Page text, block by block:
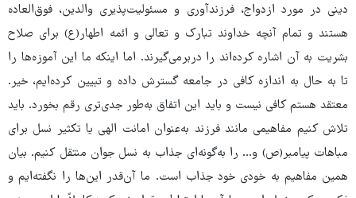
دینی در مورد ازدواج، فرزندآوری و مسئولیت‌پذیری والدین، فوق‌العاده
هستند و تمام آنچه خداوند تبارک و تعالی و ائمه اطهار(ع) برای صلاح
بشریت به آن اشاره کرده‌اند را دربرمی‌گیرند. اما اینکه ما این آموزه‌ها را
تا به حال به اندازه کافی در جامعه گسترش داده و تبیین کرده‌ایم، خیر.
معتقد هستم کافی نیست و باید این اتفاق به‌طور جدی‌تری رقم بخورد. باید
تلاش کنیم مفاهیمی مانند فرزند به‌عنوان امانت الهی یا تکثیر نسل برای
مباهات پیامبر(ص) و... را به‌گونه‌ای جذاب به نسل جوان منتقل کنیم. بیان
همین مفاهیم به خودی خود جذاب است. ما آن‌قدر این‌ها را نگفته‌ایم و